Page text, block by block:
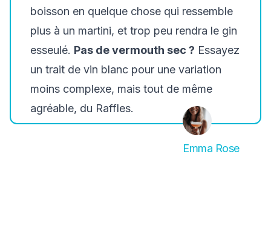
boisson en quelque chose qui ressemble
plus à un martini, et trop peu rendra le gin
esseulé. Pas de vermouth sec ? Essayez
un trait de vin blanc pour une variation
moins complexe, mais tout de même
agréable, du Raffles.
Emma Rose